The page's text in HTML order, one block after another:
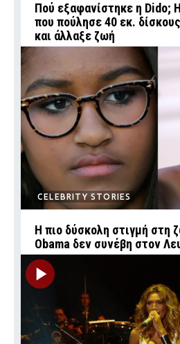
Πού εξαφανίστηκε η Dido;
που πούλησε 40 εκ.
και άλλαξε ζωή
CELEBRITY STORIES
Η πιο δύσκολη στιγμή στη
Obama δεν συνέβη στον